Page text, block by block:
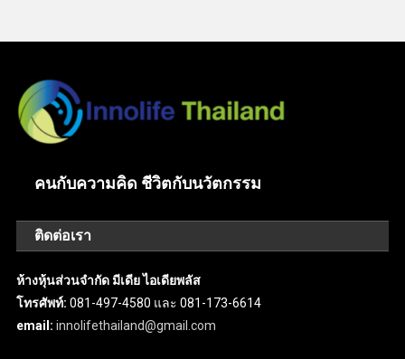
คนกับความคิด ชีวิตกับนวัตกรรม
ติดต่อเรา
ห้างหุ้นส่วนจำกัด มีเดีย ไอเดียพลัส
โทรศัพท์: 081-497-4580 และ 081-173-6614
email: innolifethailand@gmail.com